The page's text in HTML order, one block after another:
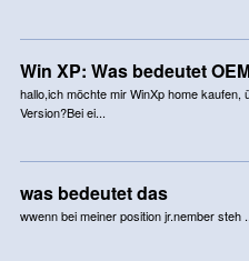
Win XP: Was bedeutet
hallo,ich möchte mir WinXp home
Version?Bei ei...
was bedeutet das
wwenn bei meiner position jr.nember steh